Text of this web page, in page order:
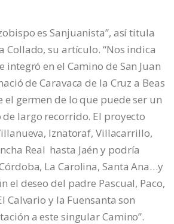
es Sanjuanista”, así titula
Collado, su artículo. “Nos indica
integró en el Camino de San Juan
de Caravaca de la Cruz a Beas
el germen de lo que puede ser un
largo recorrido. El proyecto
Iznatoraf, Villacarrillo,
Real hasta Jaén y podría
La Carolina, Santa Ana…y
el deseo del padre Pascual, Paco,
Calvario y la Fuensanta son
a este singular Camino”.